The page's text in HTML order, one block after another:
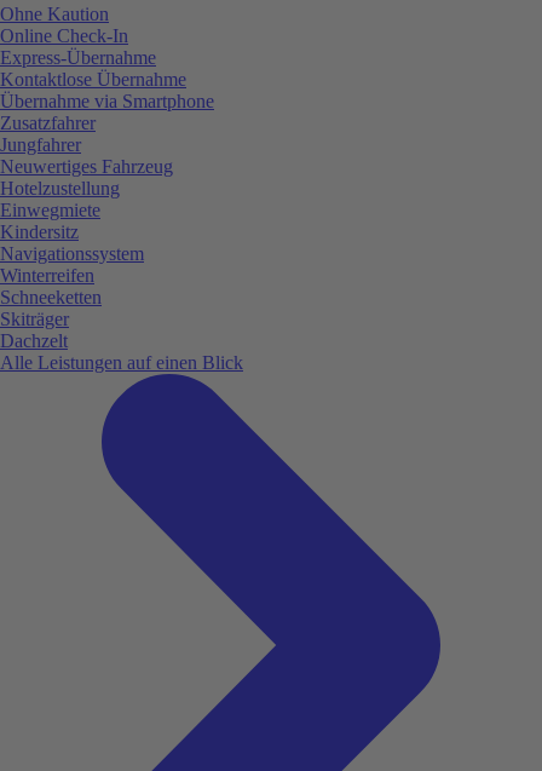
Ohne Kaution
Online Check-In
Express-Übernahme
Kontaktlose Übernahme
Übernahme via Smartphone
Zusatzfahrer
Jungfahrer
Neuwertiges Fahrzeug
Hotelzustellung
Einwegmiete
Kindersitz
Navigationssystem
Winterreifen
Schneeketten
Skiträger
Dachzelt
Alle Leistungen auf einen Blick